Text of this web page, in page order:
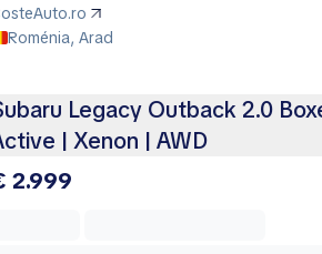
Roménia, Arad
Legacy Outback 2.0
| Xenon | AWD
2.999